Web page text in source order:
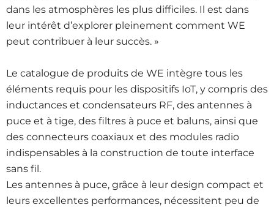
dans les atmosphères les plus difficiles. Il est dans
leur intérêt d’explorer pleinement comment WE
peut contribuer à leur succès. »
Le catalogue de produits de WE intègre tous les
éléments requis pour les dispositifs IoT, y compris des
inductances et condensateurs RF, des antennes à
puce et à tige, des filtres à puce et baluns, ainsi que
des connecteurs coaxiaux et des modules radio
indispensables à la construction de toute interface
sans fil.
Les antennes à puce, grâce à leur design compact et
leurs excellentes performances, nécessitent peu de